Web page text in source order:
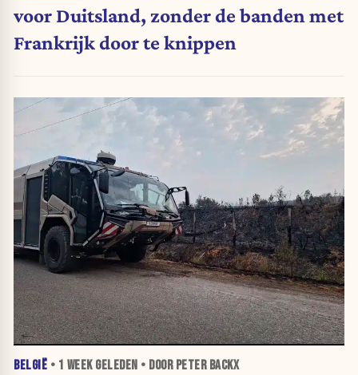
voor Duitsland, zonder de banden met
Frankrijk door te knippen
BELGIË • 1 WEEKGELEDEN • DOOR PETER BACKX